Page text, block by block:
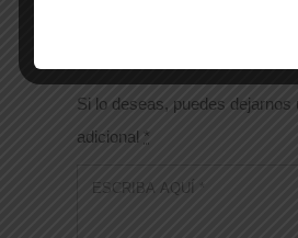
Si lo deseas, puedes dejarnos
adicional *